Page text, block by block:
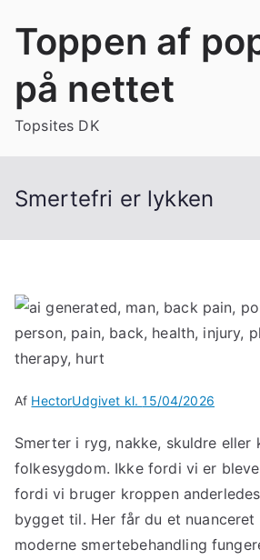
Toppen af
på nettet
Topsites DK
Smertefri er lykken
Af HectorUdgivet kl.15/04/2026
Smerter i ryg, nakke, skuldre
folkesygdom. Ikke fordi vi er
fordi vi bruger kroppen
bygget til. Her får du et
moderne smertebehandling